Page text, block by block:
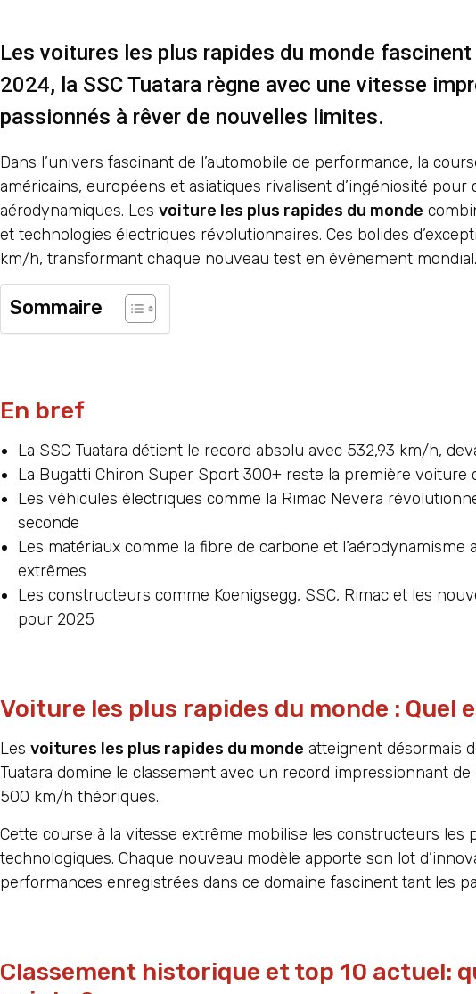
Les voitures les plus rapides du monde
2024, la SSC Tuatara règne avec une vitesse
passionnés à rêver de nouvelles limites.
Dans l’univers fascinant de l’automobile de performance, la
américains, européens et asiatiques rivalisent d’ingéniosité
aérodynamiques. Les voiture les plus rapides du monde
et technologies électriques révolutionnaires. Ces bolides
km/h, transformant chaque nouveau test en événement mondial.
Sommaire
En bref
La SSC Tuatara détient le record absolu avec 532,93 km/h,
La Bugatti Chiron Super Sport 300+ reste la première
Les véhicules électriques comme la Rimac Nevera
seconde
Les matériaux comme la fibre de carbone et
extrêmes
Les constructeurs comme Koenigsegg, SSC, Rimac et les
pour 2025
Voiture les plus rapides du monde : Quel
Les voitures les plus rapides du monde atteignent désormais
Tuatara domine le classement avec un record impressionnant
500 km/h théoriques.
Cette course à la vitesse extrême mobilise les constructeurs
technologiques. Chaque nouveau modèle apporte son lot
performances enregistrées dans ce domaine fascinent tant les
Classement historique et top 10 actuel: